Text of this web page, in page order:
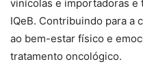
vinícolas e importadoras e
IQeB. Contribuindo para a
ao bem-estar físico e
tratamento oncológico.